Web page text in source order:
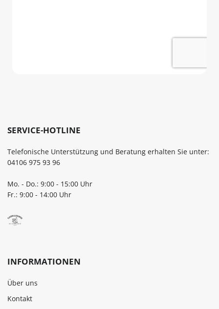
SERVICE-HOTLINE
Telefonische Unterstützung und Beratung erhalten Sie unter:
04106 975 93 96
Mo. - Do.: 9:00 - 15:00 Uhr
Fr.: 9:00 - 14:00 Uhr
INFORMATIONEN
Über uns
Kontakt